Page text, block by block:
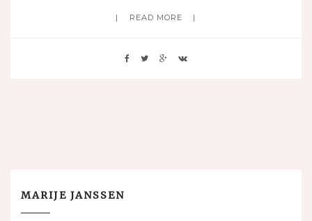
READ MORE
MARIJE JANSSEN